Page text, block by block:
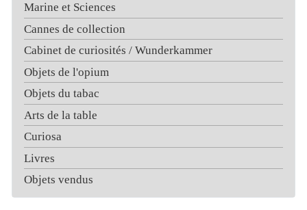
Marine et Sciences
Cannes de collection
Cabinet de curiosités / Wunderkammer
Objets de l'opium
Objets du tabac
Arts de la table
Curiosa
Livres
Objets vendus